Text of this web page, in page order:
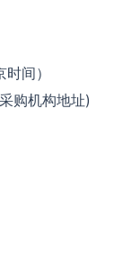
间）
购机构地址)